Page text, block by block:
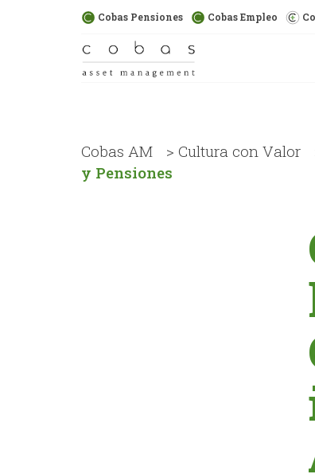
Cobas Pensiones Cobas Empleo
Cobas AM > Cultura con Valor
y Pensiones